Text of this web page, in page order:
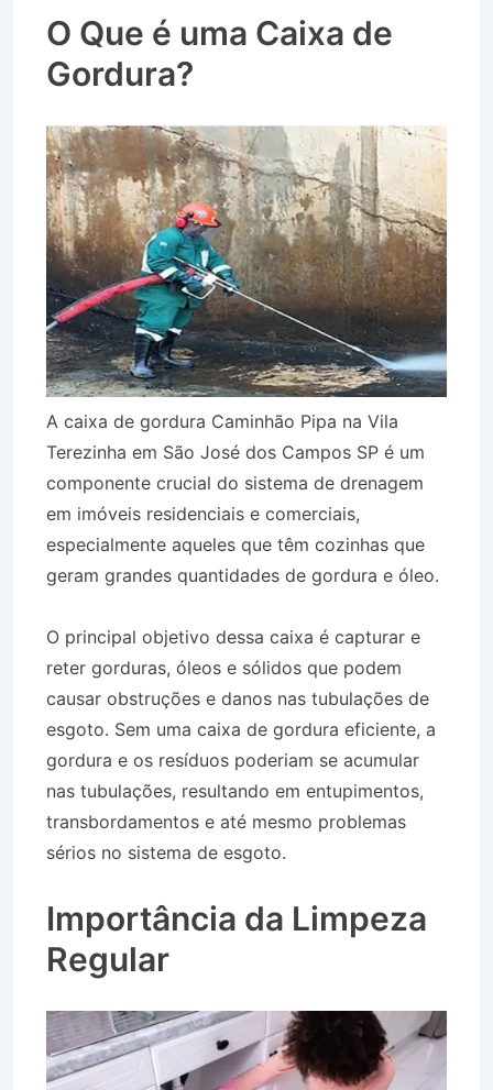
O Que é uma Caixa de
Gordura?
A caixa de gordura Caminhão Pipa na Vila
Terezinha em São José dos Campos SP é um
componente crucial do sistema de drenagem
em imóveis residenciais e comerciais,
especialmente aqueles que têm cozinhas que
geram grandes quantidades de gordura e óleo.
O principal objetivo dessa caixa é capturar e
reter gorduras, óleos e sólidos que podem
causar obstruções e danos nas tubulações de
esgoto. Sem uma caixa de gordura eficiente, a
gordura e os resíduos poderiam se acumular
nas tubulações, resultando em entupimentos,
transbordamentos e até mesmo problemas
sérios no sistema de esgoto.
Importância da Limpeza
Regular